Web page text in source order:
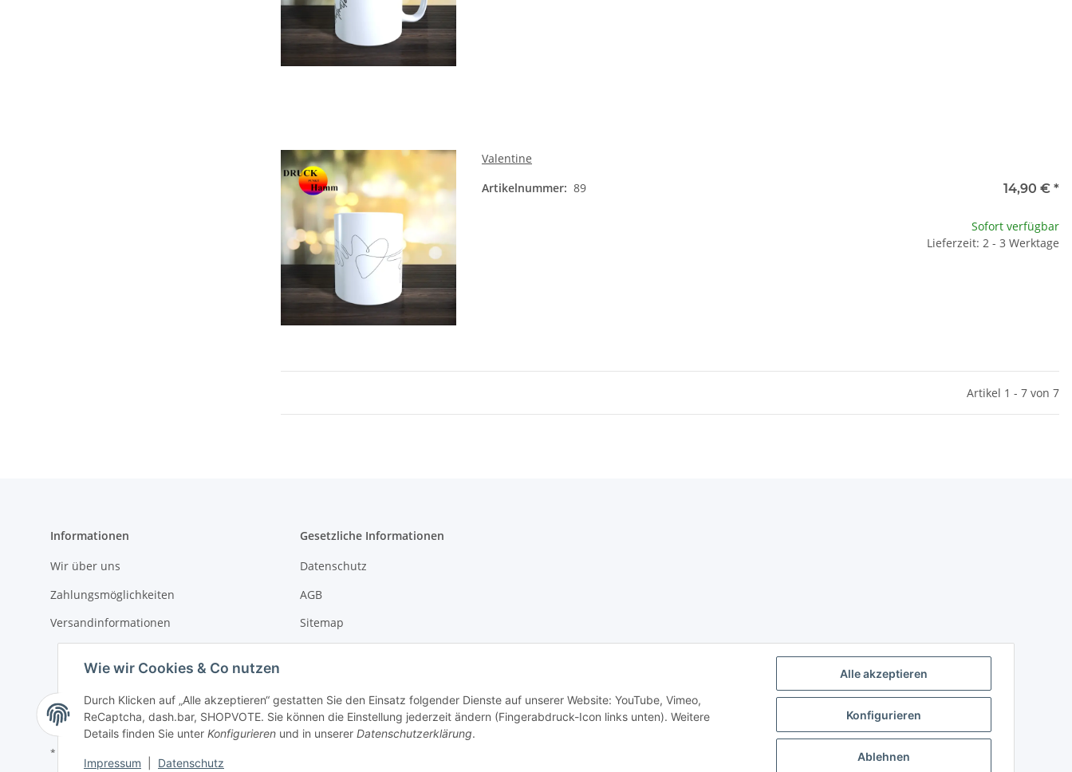
Valentine
Artikelnummer: 89 14,90 € *
Sofort verfügbar
Lieferzeit: 2 - 3 Werktage
Artikel 1 - 7 von 7
Informationen
Wir über uns
Zahlungsmöglichkeiten
Versandinformationen
Gesetzliche Informationen
Datenschutz
AGB
Sitemap
Widerrufsrecht
* Alle Preise inkl. gesetzlicher USt., zzgl.
Wie wir Cookies & Co nutzen
Durch Klicken auf „Alle akzeptieren“ gestatten Sie den Einsatz folgender Dienste auf unserer Website: YouTube, Vimeo,
ReCaptcha, dash.bar, SHOPVOTE. Sie können die Einstellung jederzeit ändern (Fingerabdruck-Icon links unten). Weitere
Details finden Sie unter Konfigurieren und in unserer Datenschutzerklärung.
Impressum Datenschutz
Alle akzeptieren
Konfigurieren
Ablehnen